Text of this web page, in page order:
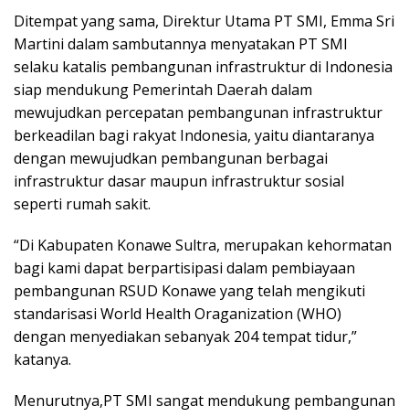
Ditempat yang sama, Direktur Utama PT SMI, Emma Sri
Martini dalam sambutannya menyatakan PT SMI
selaku katalis pembangunan infrastruktur di Indonesia
siap mendukung Pemerintah Daerah dalam
mewujudkan percepatan pembangunan infrastruktur
berkeadilan bagi rakyat Indonesia, yaitu diantaranya
dengan mewujudkan pembangunan berbagai
infrastruktur dasar maupun infrastruktur sosial
seperti rumah sakit.
“Di Kabupaten Konawe Sultra, merupakan kehormatan
bagi kami dapat berpartisipasi dalam pembiayaan
pembangunan RSUD Konawe yang telah mengikuti
standarisasi World Health Oraganization (WHO)
dengan menyediakan sebanyak 204 tempat tidur,”
katanya.
Menurutnya,PT SMI sangat mendukung pembangunan